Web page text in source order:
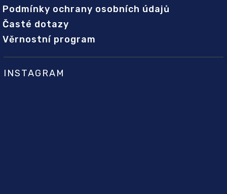
Podmínky ochrany osobních údajů
Časté dotazy
Věrnostní program
INSTAGRAM